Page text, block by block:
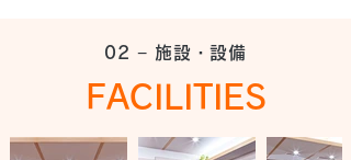
02 − 施設・設備
FACILITIES